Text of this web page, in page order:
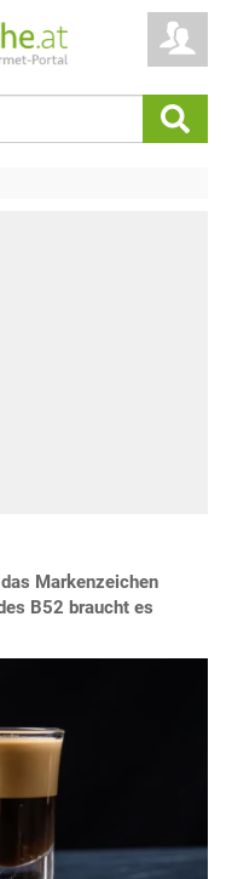
Markenzeichen
B52 braucht es